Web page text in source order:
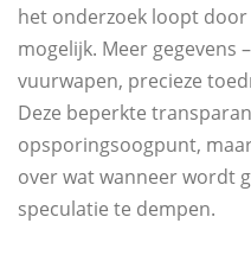
het onderzoek loopt
mogelijk. Meer gegevens
vuurwapen, precieze
Deze beperkte
opsporingsoogpunt,
over wat wanneer wordt
speculatie te dempen.